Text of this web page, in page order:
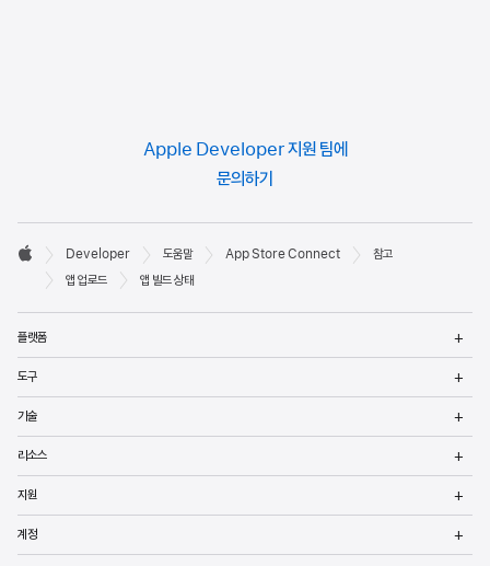
Apple Developer 지원 팀에
문의하기
Developer
바닥글

Apple
Developer 도움말 App Store Connect
참고
앱 업로드
앱 빌드 상태
플랫폼
도구
기술
리소스
지원
계정